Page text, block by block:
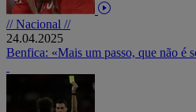
// Nacional //
24.04.2025
Benfica: «Mais um passo, que não é